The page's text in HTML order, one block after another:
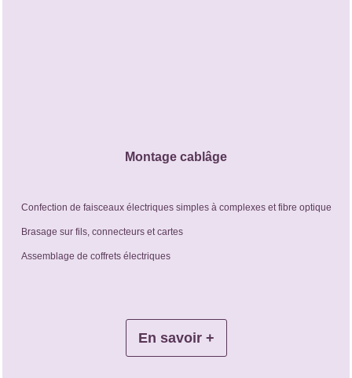
Montage cablâge
Confection de faisceaux électriques simples à complexes et fibre optique
Brasage sur fils, connecteurs et cartes
Assemblage de coffrets électriques
En savoir +